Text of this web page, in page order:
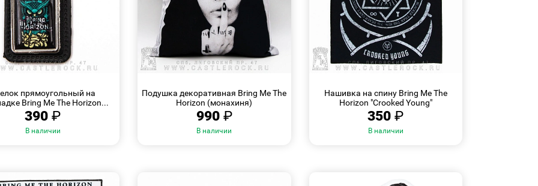
прямоугольный на
Bring Me The Horizon...
390₽
В наличии
Подушка декоративная Bring Me The
Horizon (монахиня)
990 ₽
В наличии
Нашивка на спину Bring Me The
Horizon "Crooked Young"
350₽
В наличии